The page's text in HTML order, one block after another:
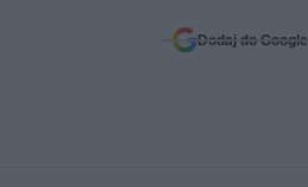
Dodaj do Google